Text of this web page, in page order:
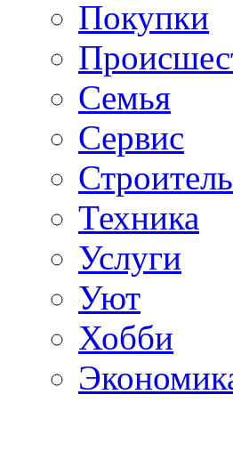
Покупки
Семья
Сервис
Техника
Услуги
Уют
Хобби